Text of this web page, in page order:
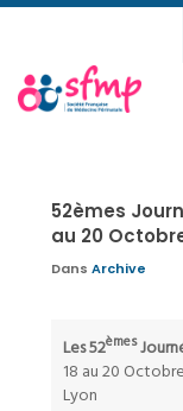
52èmes
au 20
Dans Archive
Les 52èmes
18 au 20
Lyon